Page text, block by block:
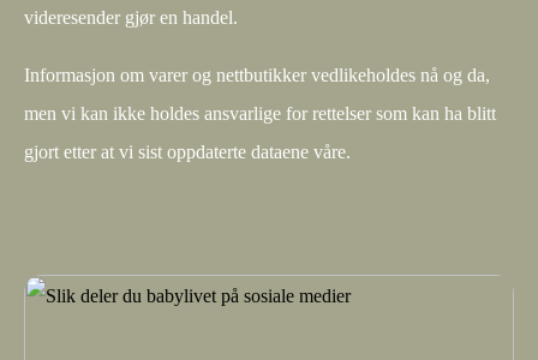
videresender gjør en handel.
Informasjon om varer og nettbutikker vedlikeholdes nå og da,
men vi kan ikke holdes ansvarlige for rettelser som kan ha blitt
gjort etter at vi sist oppdaterte dataene våre.